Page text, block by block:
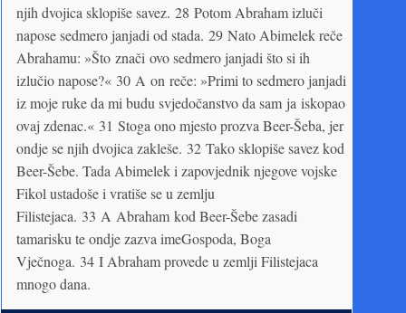
njih dvojica sklopiše savez. 28 Potom Abraham izluči
napose sedmero janjadi od stada. 29 Nato Abimelek reče
Abrahamu: »Što znači ovo sedmero janjadi što si ih
izlučio napose?« 30 A on reče: »Primi to sedmero janjadi
iz moje ruke da mi budu svjedočanstvo da sam ja iskopao
ovaj zdenac.« 31 Stoga ono mjesto prozva Beer-Šeba, jer
ondje se njih dvojica zakleše. 32 Tako sklopiše savez kod
Beer-Šebe. Tada Abimelek i zapovjednik njegove vojske
Fikol ustadoše i vratiše se u zemlju
Filistejaca. 33 A Abraham kod Beer-Šebe zasadi
tamarisku te ondje zazva imeGospoda, Boga
Vječnoga. 34 I Abraham provede u zemlji Filistejaca
mnogo dana.